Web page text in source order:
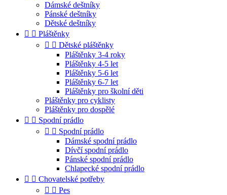
Dámské deštníky
Pánské deštníky
Dětské deštníky
  Pláštěnky
  Dětské pláštěnky
Pláštěnky 3-4 roky
Pláštěnky 4-5 let
Pláštěnky 5-6 let
Pláštěnky 6-7 let
Pláštěnky pro školní děti
Pláštěnky pro cyklisty
Pláštěnky pro dospělé
  Spodní prádlo
  Spodní prádlo
Dámské spodní prádlo
Dívčí spodní prádlo
Pánské spodní prádlo
Chlapecké spodní prádlo
  Chovatelské potřeby
  Pes